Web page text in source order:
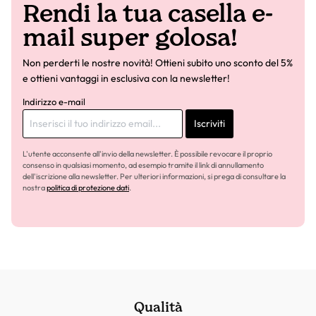
Rendi la tua casella e-
mail super golosa!
Non perderti le nostre novità! Ottieni subito uno sconto del 5%
e ottieni vantaggi in esclusiva con la newsletter!
Indirizzo e-mail
Iscriviti
L'utente acconsente all'invio della newsletter. È possibile revocare il proprio
consenso in qualsiasi momento, ad esempio tramite il link di annullamento
dell'iscrizione alla newsletter. Per ulteriori informazioni, si prega di consultare la
nostrapolitica di protezione dati.
Qualità